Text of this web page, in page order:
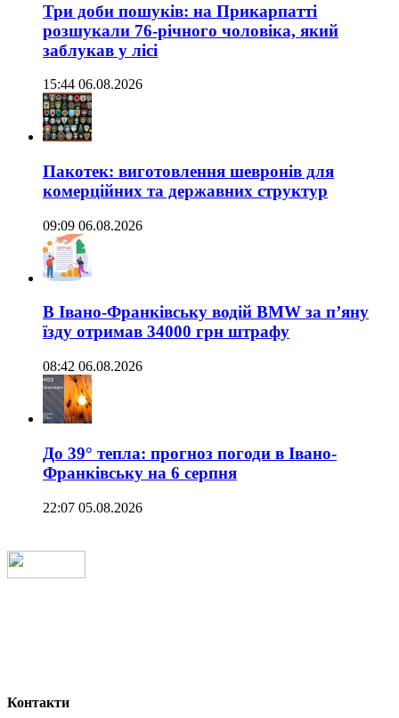
Три доби пошуків: на Прикарпатті
розшукали 76-річного чоловіка, який
заблукав у лісі
15:44 06.08.2026
Пакотек: виготовлення шевронів для
комерційних та державних структур
09:09 06.08.2026
В Івано-Франківську водій BMW за п’яну
їзду отримав 34000 грн штрафу
08:42 06.08.2026
До 39° тепла: прогноз погоди в Івано-
Франківську на 6 серпня
22:07 05.08.2026
Контакти